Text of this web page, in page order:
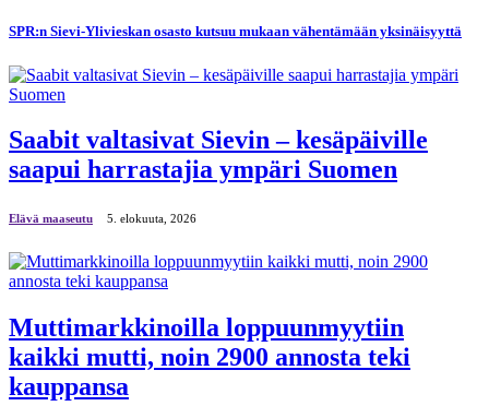
SPR:n Sievi-Ylivieskan osasto kutsuu mukaan vähentämään yksinäisyyttä
Saabit valtasivat Sievin – kesäpäiville
saapui harrastajia ympäri Suomen
Elävä maaseutu 5. elokuuta, 2026
Muttimarkkinoilla loppuunmyytiin
kaikki mutti, noin 2900 annosta teki
kauppansa